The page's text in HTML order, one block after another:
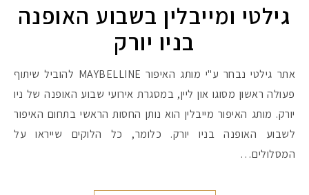
גילטי ומייבלין בשבוע האופנה
בניו יורק
אתר גילטי נבחר ע"י מותג האיפור MAYBELLINE להוביל שיתוף
פעולה ראשון מסוגו און ליין, במסגרת אירועי שבוע האופנה של ניו
יורק. מותג האיפור מייבלין הוא נותן החסות הראשי בתחום האיפור
לשבוע האופנה בניו יורק. כלומר, כל הלוקים שייראו על
המסלולים…